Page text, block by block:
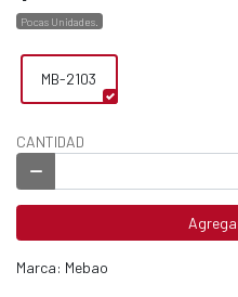
Pocas Unidades.
MB-2103
CANTIDAD
Marca: Mebao